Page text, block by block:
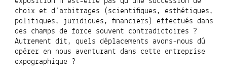
choix et d’arbitrages (scientifiques, esthétiques,
politiques, juridiques, financiers) effectués dans
des champs de force souvent contradictoires ?
Autrement dit,quels déplacements avons-nous dû
opérer en nous aventurant dans cette entreprise
expographique ?